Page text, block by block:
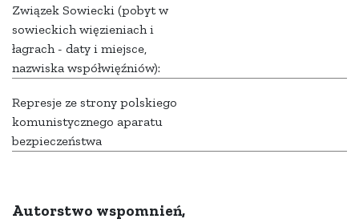
Związek Sowiecki (pobyt w
sowieckich więzieniach i
łagrach - daty i miejsce,
nazwiska współwięźniów):
Represje ze strony polskiego
komunistycznego aparatu
bezpieczeństwa
Autorstwo wspomnień,